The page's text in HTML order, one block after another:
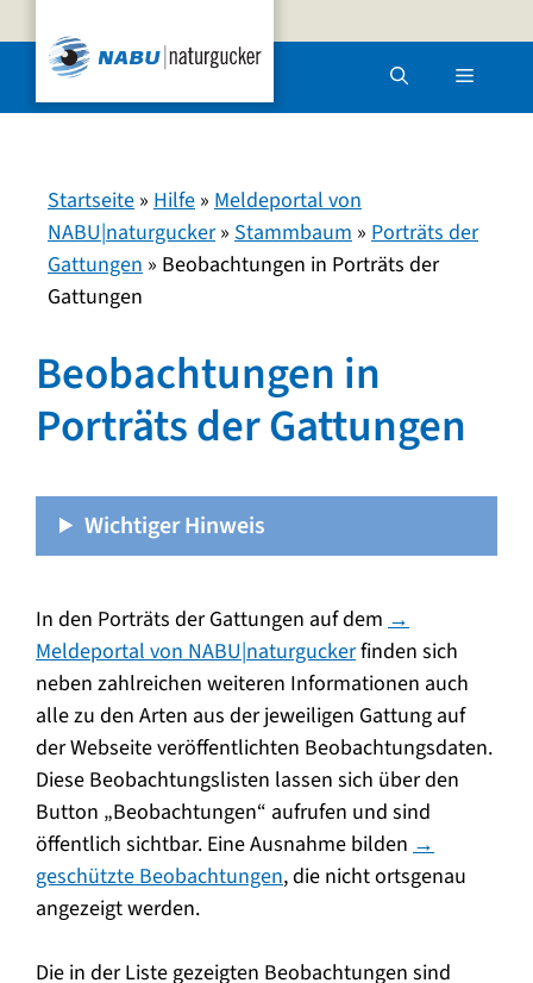
Inhalt
springen
Menü
Startseite » Hilfe » Meldeportal von
NABU|naturgucker» Stammbaum » Porträts der
Gattungen » Beobachtungen in Porträts der
Gattungen
Beobachtungen in
Porträts der Gattungen
Wichtiger Hinweis
In den Porträts der Gattungen auf dem →
Meldeportal von NABU|naturguckerfinden sich
neben zahlreichen weiteren Informationen auch
alle zu den Arten aus der jeweiligen Gattung auf
der Webseite veröffentlichten Beobachtungsdaten.
Diese Beobachtungslisten lassen sich über den
Button „Beobachtungen“ aufrufen und sind
öffentlich sichtbar. Eine Ausnahme bilden →
geschützte Beobachtungen, die nicht ortsgenau
angezeigt werden.
Die in der Liste gezeigten Beobachtungen sind